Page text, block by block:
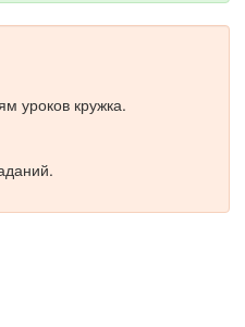
уроков кружка.